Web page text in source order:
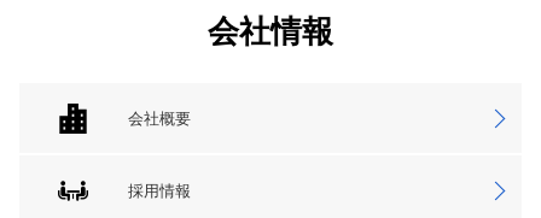
会社情報
会社概要
採用情報